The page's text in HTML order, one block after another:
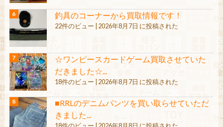
釣具のコーナーから買取情報です！
22件のビュー | 2026年8月7日 に投稿された
☆ワンピースカードゲーム買取させていた
だきました☆...
18件のビュー | 2026年8月7日 に投稿された
■RRLのデニムパンツを買い取らせていただ
きました...
18件のビュー | 2026年8月8日 に投稿された